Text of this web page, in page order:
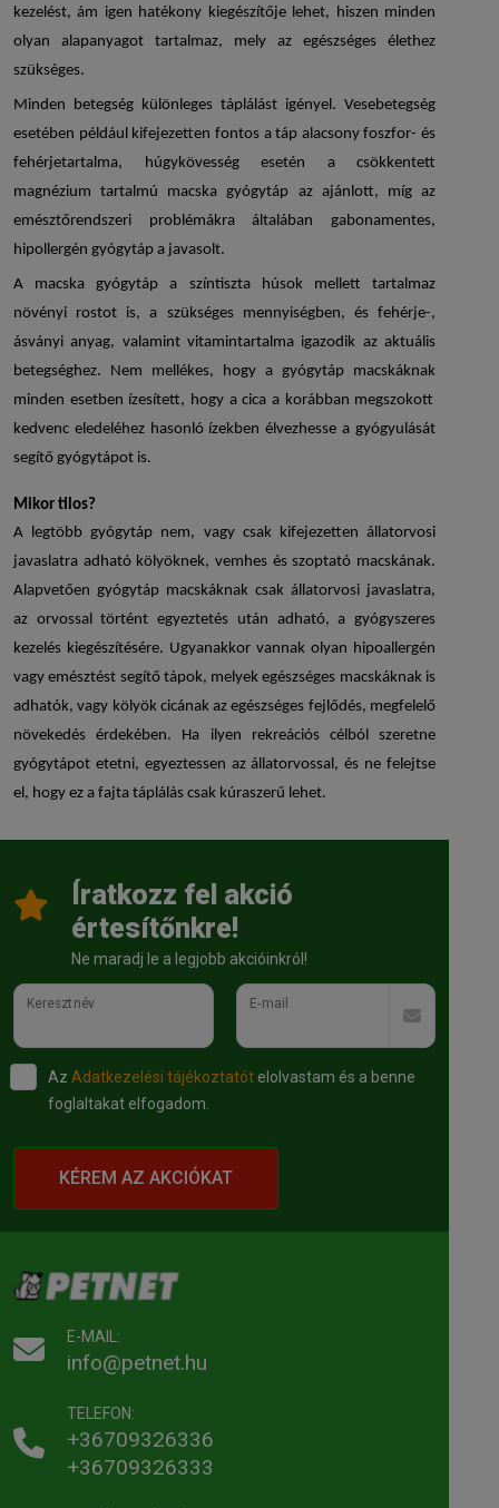
kezelést, ám igen hatékony kiegészítője lehet, hiszen minden
olyan alapanyagot tartalmaz, mely az egészséges élethez
szükséges.
Minden betegség különleges táplálást igényel. Vesebetegség
esetében például kifejezetten fontos a táp alacsony foszfor- és
fehérjetartalma, húgykövesség esetén a csökkentett
magnézium tartalmú macska gyógytáp az ajánlott, míg az
emésztőrendszeri problémákra általában gabonamentes,
hipollergén gyógytáp a javasolt.
A macska gyógytáp a színtiszta húsok mellett tartalmaz
növényi rostot is, a szükséges mennyiségben, és fehérje-,
ásványi anyag, valamint vitamintartalma igazodik az aktuális
betegséghez. Nem mellékes, hogy a gyógytáp macskáknak
minden esetben ízesített, hogy a cica a korábban megszokott
kedvenc eledeléhez hasonló ízekben élvezhesse a gyógyulását
segítő gyógytápot is.
Mikor tilos?
A legtöbb gyógytáp nem, vagy csak kifejezetten állatorvosi
javaslatra adható kölyöknek, vemhes és szoptató macskának.
Alapvetően gyógytáp macskáknak csak állatorvosi javaslatra,
az orvossal történt egyeztetés után adható, a gyógyszeres
kezelés kiegészítésére. Ugyanakkor vannak olyan hipoallergén
vagy emésztést segítő tápok, melyek egészséges macskáknak is
adhatók, vagy kölyök cicának az egészséges fejlődés, megfelelő
növekedés érdekében. Ha ilyen rekreációs célból szeretne
gyógytápot etetni, egyeztessen az állatorvossal, és ne felejtse
el, hogy ez a fajta táplálás csak kúraszerű lehet.
Íratkozz fel akció
értesítőnkre!
Ne maradj le a legjobb akcióinkról!
Keresztnév E-mail
Az Adatkezelési tájékoztatót elolvastam és a benne
foglaltakat elfogadom.
KÉREM AZ AKCIÓKAT
E-MAIL:
info@petnet.hu
TELEFON:
+36709326336
+36709326333